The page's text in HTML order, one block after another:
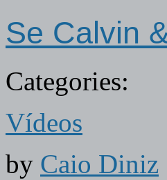
Se Calvin
Categories:
Vídeos
by Caio Diniz